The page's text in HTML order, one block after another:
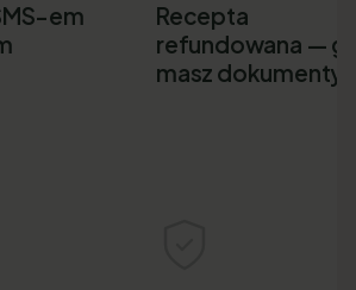
em
Recepta
refundowana —
masz dokumenty